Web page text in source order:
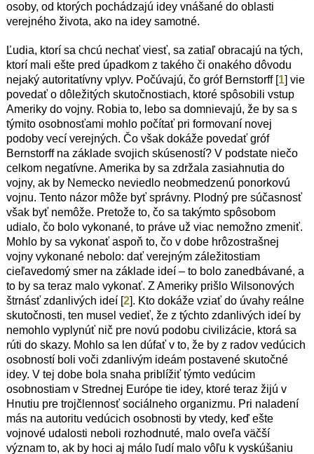
osoby, od ktorých pochádzajú idey vnášané do oblasti
verejného života, ako na idey samotné.
Ľudia, ktorí sa chcú nechať viesť, sa zatiaľ obracajú na tých,
ktorí mali ešte pred úpadkom z takého či onakého dôvodu
nejaký autoritatívny vplyv. Počúvajú, čo gróf Bernstorff [1] vie
povedať o dôležitých skutočnostiach, ktoré spôsobili vstup
Ameriky do vojny. Robia to, lebo sa domnievajú, že by sa s
týmito osobnosťami mohlo počítať pri formovaní novej
podoby vecí verejných. Čo však dokáže povedať gróf
Bernstorff na základe svojich skúseností? V podstate niečo
celkom negatívne. Amerika by sa zdržala zasiahnutia do
vojny, ak by Nemecko neviedlo neobmedzenú ponorkovú
vojnu. Tento názor môže byť správny. Plodný pre súčasnosť
však byť nemôže. Pretože to, čo sa takýmto spôsobom
udialo, čo bolo vykonané, to práve už viac nemožno zmeniť.
Mohlo by sa vykonať aspoň to, čo v dobe hrôzostrašnej
vojny vykonané nebolo: dať verejným záležitostiam
cieľavedomý smer na základe ideí – to bolo zanedbávané, a
to by sa teraz malo vykonať. Z Ameriky prišlo Wilsonových
štrnásť zdanlivých ideí [2]. Kto dokáže vziať do úvahy reálne
skutočnosti, ten musel vedieť, že z týchto zdanlivých ideí by
nemohlo vyplynúť nič pre novú podobu civilizácie, ktorá sa
rúti do skazy. Mohlo sa len dúfať v to, že by z radov vedúcich
osobností boli voči zdanlivým ideám postavené skutočné
idey. V tej dobe bola snaha priblížiť týmto vedúcim
osobnostiam v Strednej Európe tie idey, ktoré teraz žijú v
Hnutiu pre trojčlennosť sociálneho organizmu. Pri naladení
más na autoritu vedúcich osobnosti by vtedy, keď ešte
vojnové udalosti neboli rozhodnuté, malo oveľa väčší
význam to, ak by hoci aj málo ľudí malo vôľu k vyskúšaniu